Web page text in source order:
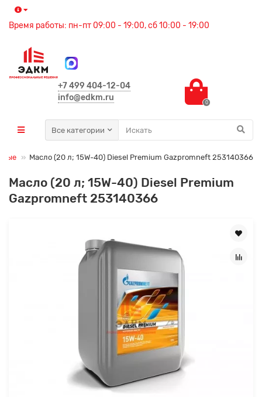
Время работы: пн-пт 09:00 - 19:00, сб 10:00 - 19:00
+7 499 404-12-04
info@edkm.ru
0
Все категории
Масло (20 л; 15W-40) Diesel Premium Gazpromneft 253140366
Масло (20 л; 15W-40) Diesel Premium
Gazpromneft 253140366